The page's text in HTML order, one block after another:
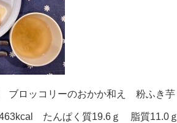
ロッコリーのおかか和え 粉ふき芋
たんぱく質19.6ｇ 脂質11.0ｇ